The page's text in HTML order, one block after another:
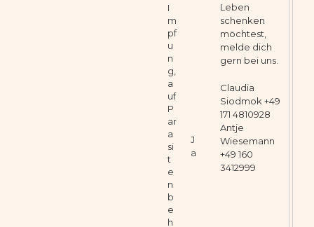
Leben
schenken
möchtest,
melde dich
gern bei uns.
Claudia
Siodmok +49
171 4810928
Antje
Wiesemann
+49 160
3412999
I
m
pf
u
n
g,
a
uf
P
ar
a
si
t
e
n
b
e
h
J
a